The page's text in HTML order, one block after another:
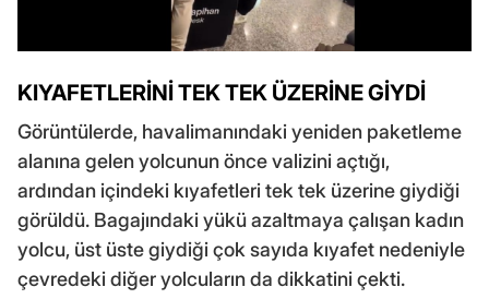
KIYAFETLERİNİ TEK TEK ÜZERİNE GİYDİ
Görüntülerde, havalimanındaki yeniden paketleme
alanına gelen yolcunun önce valizini açtığı,
ardından içindeki kıyafetleri tek tek üzerine giydiği
görüldü. Bagajındaki yükü azaltmaya çalışan kadın
yolcu, üst üste giydiği çok sayıda kıyafet nedeniyle
çevredeki diğer yolcuların da dikkatini çekti.